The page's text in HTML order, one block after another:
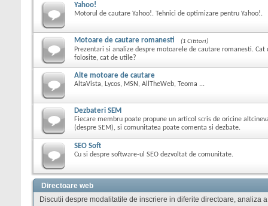
Yahoo!
Motorul de cautare Yahoo!. Tehnici de optimizare pentru Yahoo!.
Motoare de cautare romanesti (1 Cititori)
Prezentari si analize despre motoarele de cautare romanesti. Cat
folosite, cat de utile?
Alte motoare de cautare
AltaVista, Lycos, MSN, AllTheWeb, Teoma ...
Dezbateri SEM
Fiecare membru poate propune un articol scris de oricine
(despre SEM), si comunitatea poate comenta si dezbate.
SEO Soft
Cu si despre software-ul SEO dezvoltat de comunitate.
Directoare web
Discutii despre modalitatile de inscriere in diferite directoare, analiza